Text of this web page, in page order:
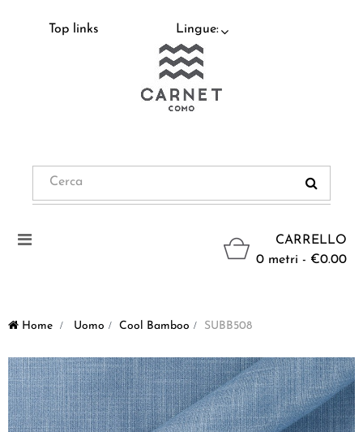
Top links Lingue:
CARRELLO
0 metri - €0.00
Navigazione
Home > Uomo > Cool Bamboo > SUBB508